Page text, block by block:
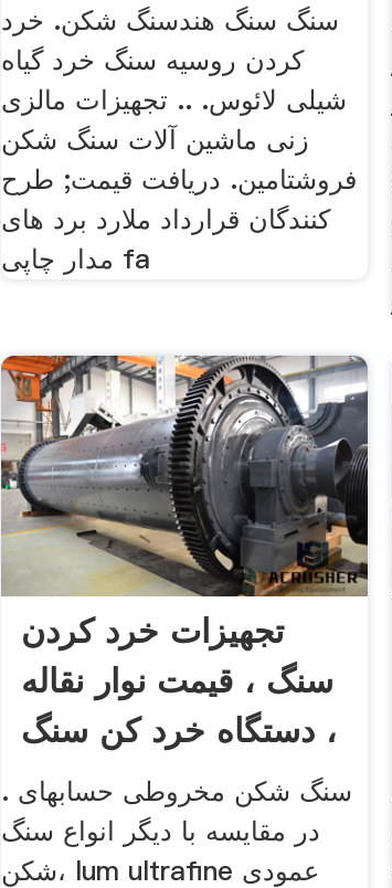
سنگ سنگ هندسنگ شکن. خرد
کردن روسیه سنگ خرد گیاه
شیلی لائوس. .. تجهیزات مالزی
زنی ماشین آلات سنگ شکن
فروشتامین. دریافت قیمت; طرح
کنندگان قرارداد ملارد برد های
مدار چاپی fa
تجهیزات خرد کردن
سنگ ، قیمت نوار نقاله
، دستگاه خرد کن سنگ
سنگ شکن مخروطی حسابهای .
در مقایسه با دیگر انواع سنگ
شکن، lum ultrafine عمودی